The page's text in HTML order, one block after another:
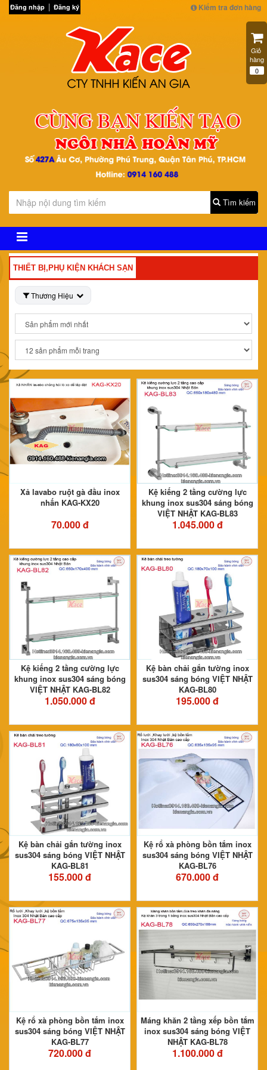
Đăng nhập Đăng ký Kiểm tra đơn hàng
Tìm kiếm
THIẾT BỊ,PHỤ KIỆN KHÁCH SẠN
Thương Hiệu
Xả lavabo ruột gà đầu inox
nhấn KAG-KX20
70.000 đ
Kệ kiếng 2 tầng cường lực
khung inox sus304 sáng bóng
VIỆT NHẬT KAG-BL83
1.045.000 đ
Kệ kiếng 2 tầng cường lực
khung inox sus304 sáng bóng
VIỆT NHẬT KAG-BL82
1.050.000 đ
Kệ bàn chải gắn tường inox
sus304 sáng bóng VIỆT NHẬT
KAG-BL80
195.000 đ
Kệ bàn chải gắn tường inox
sus304 sáng bóng VIỆT NHẬT
KAG-BL81
155.000 đ
Kệ rổ xà phòng bồn tắm inox
sus304 sáng bóng VIỆT NHẬT
KAG-BL76
670.000 đ
Kệ rổ xà phòng bồn tắm inox
sus304 sáng bóng VIỆT NHẬT
KAG-BL77
720.000 đ
Máng khăn 2 tầng xếp bồn tắm
inox sus304 sáng bóng VIỆT
NHẬT KAG-BL78
1.100.000 đ
Giỏ
hàng
0